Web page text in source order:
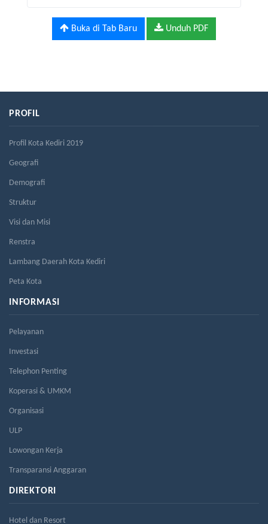
Buka di Tab Baru Unduh PDF
PROFIL
Profil Kota Kediri 2019
Geografi
Demografi
Struktur
Visi dan Misi
Renstra
Lambang Daerah Kota Kediri
Peta Kota
INFORMASI
Pelayanan
Investasi
Telephon Penting
Koperasi & UMKM
Organisasi
ULP
Lowongan Kerja
Transparansi Anggaran
DIREKTORI
Hotel dan Resort